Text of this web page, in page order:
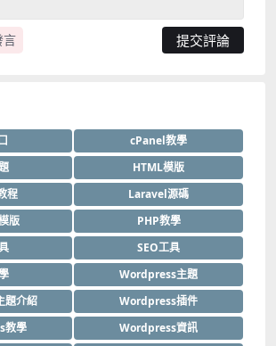
言
cPanel教學
HTML模版
程
Laravel源碼
版
PHP教學
SEO工具
Wordpress主題
題介紹
Wordpress插件
教學
Wordpress資訊